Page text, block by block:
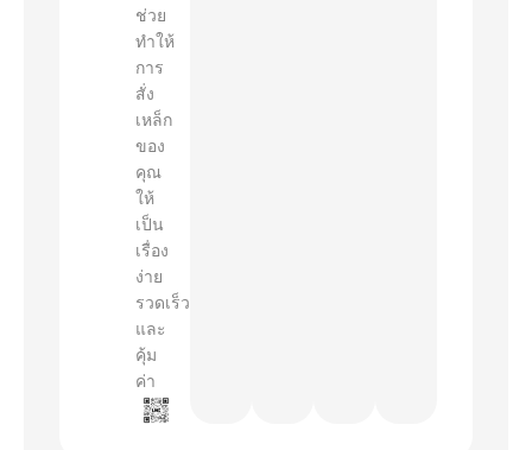
ช่วย
ทำให้
การ
สั่ง
เหล็ก
ของ
คุณ
ให้
เป็น
เรื่อง
ง่าย
รวดเร็ว
และ
คุ้ม
ค่า